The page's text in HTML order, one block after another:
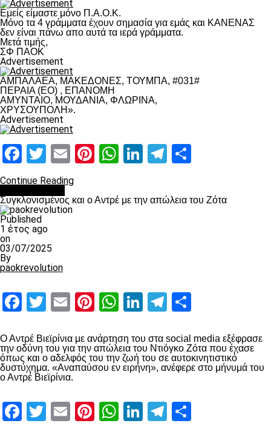
Εμείς είμαστε μόνο Π.Α.Ο.Κ.
Μόνο τα 4 γράμματα έχουν σημασία για εμάς και ΚΑΝΕΝΑΣ
δεν είναι πάνω απο αυτά τα ιερά γράμματα.
Μετά τιμής,
ΣΦ ΠΑΟΚ
Advertisement
ΑΜΠΑΛΑΕΑ, ΜΑΚΕΔΟΝΕΣ, ΤΟΥΜΠΑ, #031#
ΠΕΡΑΙΑ (ΕΟ) , ΕΠΑΝΟΜΗ
ΑΜΥΝΤΑΙΟ, ΜΟΥΔΑΝΙΑ, ΦΛΩΡΙΝΑ,
ΧΡΥΣΟΥΠΟΛΗ».
Advertisement
Facebook
Twitter
EmailPinterest
WhatsApp
LinkedIn
Telegram
Continue Reading
Συγκλονισμένος και ο Αντρέ με την απώλεια του Ζότα
Published
1 έτος ago
on
03/07/2025
By
paokrevolution
Facebook
Twitter
EmailPinterest
WhatsApp
LinkedIn
Telegram
Ο Αντρέ Βιεϊρίνια με ανάρτηση του στα social media εξέφρασε
την οδύνη του για την απώλεια του Ντιόγκο Ζότα που έχασε
όπως και ο αδελφός του την ζωή του σε αυτοκινητιστικό
δυστύχημα. «Αναπαύσου εν ειρήνη», ανέφερε στο μήνυμά του
ο Αντρέ Βιεϊρίνια.
Facebook
Twitter
EmailPinterest
WhatsApp
LinkedIn
Telegram